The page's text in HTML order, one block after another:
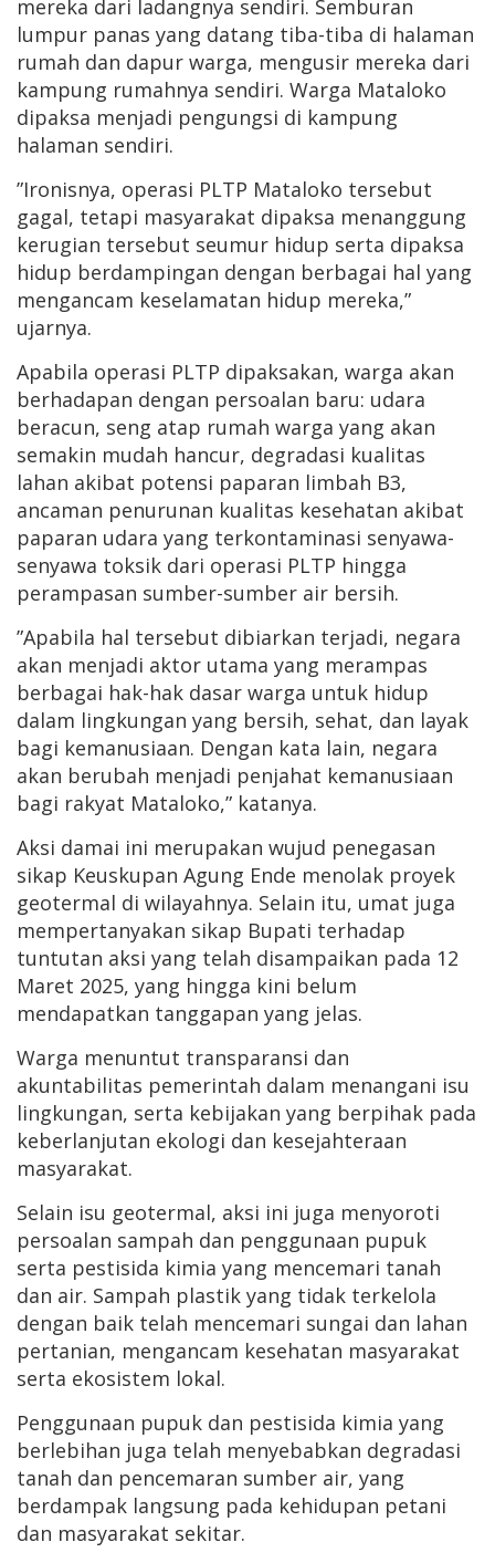
mereka dari ladangnya sendiri. Semburan
lumpur panas yang datang tiba-tiba di halaman
rumah dan dapur warga, mengusir mereka dari
kampung rumahnya sendiri. Warga Mataloko
dipaksa menjadi pengungsi di kampung
halaman sendiri.
”Ironisnya, operasi PLTP Mataloko tersebut
gagal, tetapi masyarakat dipaksa menanggung
kerugian tersebut seumur hidup serta dipaksa
hidup berdampingan dengan berbagai hal yang
mengancam keselamatan hidup mereka,”
ujarnya.
Apabila operasi PLTP dipaksakan, warga akan
berhadapan dengan persoalan baru: udara
beracun, seng atap rumah warga yang akan
semakin mudah hancur, degradasi kualitas
lahan akibat potensi paparan limbah B3,
ancaman penurunan kualitas kesehatan akibat
paparan udara yang terkontaminasi senyawa-
senyawa toksik dari operasi PLTP hingga
perampasan sumber-sumber air bersih.
”Apabila hal tersebut dibiarkan terjadi, negara
akan menjadi aktor utama yang merampas
berbagai hak-hak dasar warga untuk hidup
dalam lingkungan yang bersih, sehat, dan layak
bagi kemanusiaan. Dengan kata lain, negara
akan berubah menjadi penjahat kemanusiaan
bagi rakyat Mataloko,” katanya.
Aksi damai ini merupakan wujud penegasan
sikap Keuskupan Agung Ende menolak proyek
geotermal di wilayahnya. Selain itu, umat juga
mempertanyakan sikap Bupati terhadap
tuntutan aksi yang telah disampaikan pada 12
Maret 2025, yang hingga kini belum
mendapatkan tanggapan yang jelas.
Warga menuntut transparansi dan
akuntabilitas pemerintah dalam menangani isu
lingkungan, serta kebijakan yang berpihak pada
keberlanjutan ekologi dan kesejahteraan
masyarakat.
Selain isu geotermal, aksi ini juga menyoroti
persoalan sampah dan penggunaan pupuk
serta pestisida kimia yang mencemari tanah
dan air. Sampah plastik yang tidak terkelola
dengan baik telah mencemari sungai dan lahan
pertanian, mengancam kesehatan masyarakat
serta ekosistem lokal.
Penggunaan pupuk dan pestisida kimia yang
berlebihan juga telah menyebabkan degradasi
tanah dan pencemaran sumber air, yang
berdampak langsung pada kehidupan petani
dan masyarakat sekitar.